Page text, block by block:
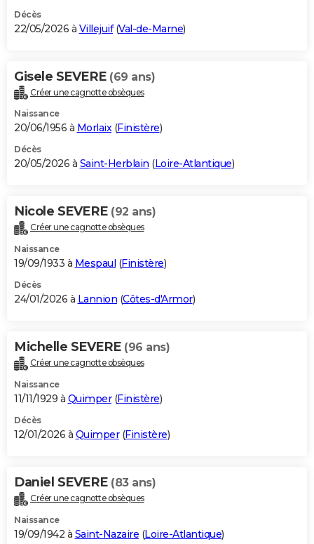
Décès
22/05/2026 à Villejuif(Val-de-Marne)
Gisele SEVERE (69 ans)
Créer une cagnotte obsèques
Naissance
20/06/1956 à Morlaix(Finistère)
Décès
20/05/2026 à Saint-Herblain (Loire-Atlantique)
Nicole SEVERE (92 ans)
Créer une cagnotte obsèques
Naissance
19/09/1933 à Mespaul (Finistère)
Décès
24/01/2026 à Lannion (Côtes-d'Armor)
Michelle SEVERE (96 ans)
Créer une cagnotte obsèques
Naissance
11/11/1929 à Quimper(Finistère)
Décès
12/01/2026 à Quimper(Finistère)
Daniel SEVERE (83 ans)
Créer une cagnotte obsèques
Naissance
19/09/1942 à Saint-Nazaire (Loire-Atlantique)